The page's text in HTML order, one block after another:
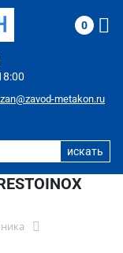
metakon.ru
0